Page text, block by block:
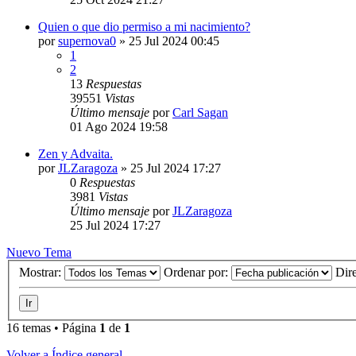
Quien o que dio permiso a mi nacimiento?
porsupernova0 » 25 Jul 2024 00:45
1
2
13 Respuestas
39551 Vistas
Último mensaje porCarl Sagan
01 Ago 2024 19:58
Zen y Advaita.
porJLZaragoza » 25 Jul 2024 17:27
0 Respuestas
3981 Vistas
Último mensaje porJLZaragoza
25 Jul 2024 17:27
Nuevo Tema
Mostrar:
Ordenar por:
16 temas • Página 1 de 1